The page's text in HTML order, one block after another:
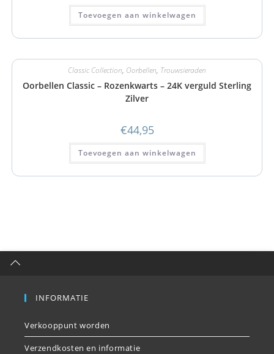
Toevoegen aan winkelwagen
Classic Collection, Oorbellen, Trouwsieraden
Oorbellen Classic – Rozenkwarts – 24K verguld Sterling
Zilver
€44,95
Toevoegen aan winkelwagen
INFORMATIE
Verkooppunt worden
Verzendkosten en informatie